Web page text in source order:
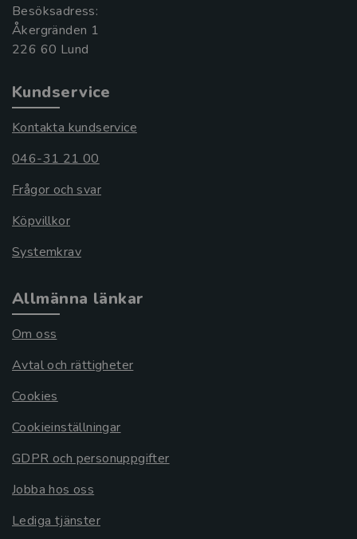
Besöksadress:
Åkergränden 1
Kundservice
Kontakta kundservice
046-31 21 00
Frågor och svar
Köpvillkor
Systemkrav
Allmänna länkar
Om oss
Avtal och rättigheter
Cookies
Cookieinställningar
GDPR och personuppgifter
Jobba hos oss
Lediga tjänster